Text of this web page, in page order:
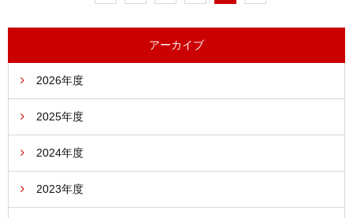
アーカイブ
2026年度
2025年度
2024年度
2023年度